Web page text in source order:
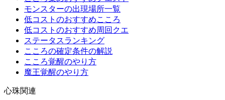
モンスターの出現場所一覧
低コストのおすすめこころ
低コストのおすすめ周回クエ
ステータスランキング
こころの確定条件の解説
こころ覚醒のやり方
魔王覚醒のやり方
心珠関連